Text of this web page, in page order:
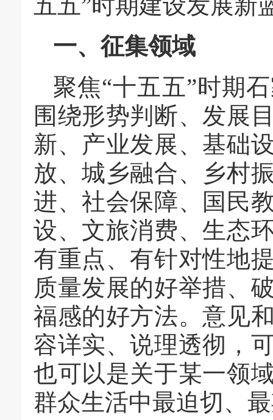
一、征集领域
聚焦“十五五”时期
围绕形势判断、发展
新、产业发展、基础
放、城乡融合、乡村
进、社会保障、国民
设、文旅消费、生态
有重点、有针对性地
质量发展的好举措、
福感的好方法。意见
容详实、说理透彻，
也可以是关于某一领
群众生活中最迫切、